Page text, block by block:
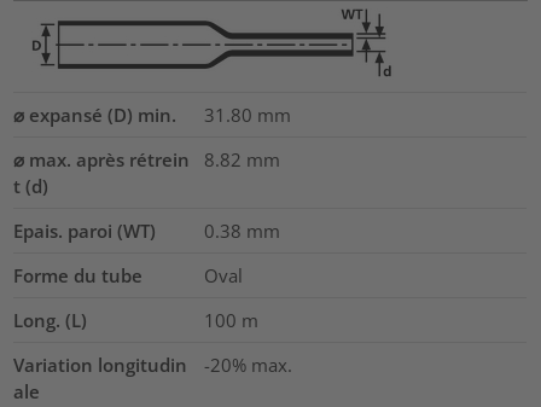
⌀ expansé (D) min. 31.80 mm
⌀ max. après rétrein
t (d)
8.82 mm
Epais. paroi (WT) 0.38 mm
Forme du tube
Oval
Long. (L)
100 m
Variation longitudin
ale
-20% max.